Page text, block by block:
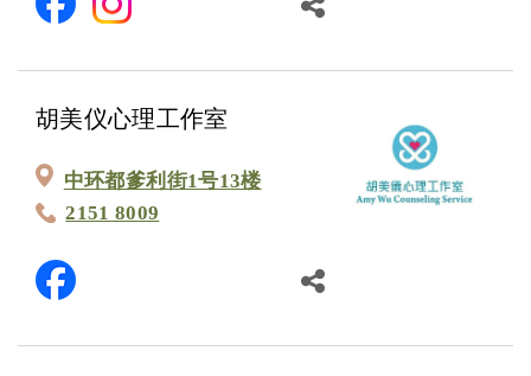
胡美仪心理工作室
中环都爹利街1号13楼
2151 8009